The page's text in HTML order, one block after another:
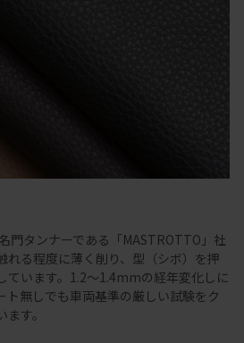
門タンナーである「MASTROTTO」社
れる程度に薄く削り、型（シボ）を押
ています。1.2～1.4mmの経年変化しに
ト無しでも車両基準の厳しい試験をク
す。